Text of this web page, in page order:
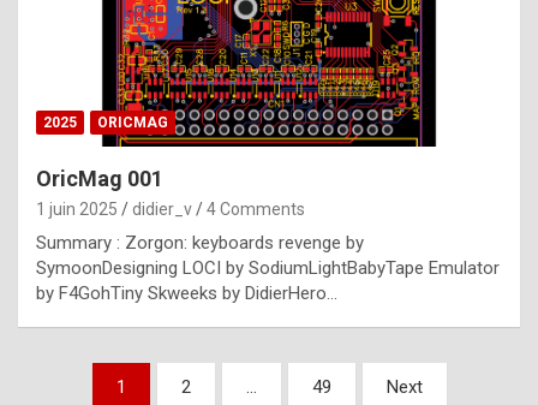
p
h
o
n
y
l
e
x
a
2025 ORICMAG
OricMag 001
1 juin 2025 didier_v 4 Comments
Summary : Zorgon: keyboards revenge by
SymoonDesigning LOCI by SodiumLightBabyTape Emulator
by F4GohTiny Skweeks by DidierHero…
Pagination
1 2 … 49 Next